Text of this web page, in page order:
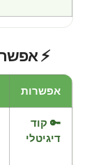
⚡
אפשרות
🔑 קוד
דיגיטלי